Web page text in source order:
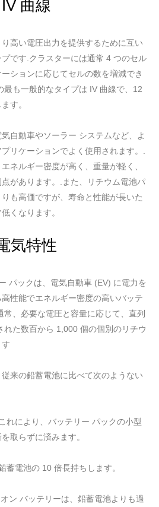
IV 曲線
高い電圧出力を提供するために互い
です.クラスターには通常 4 つのセル
ションに応じてセルの数を増減でき
最も一般的なタイプは IV 曲線で、12
す。
自動車やソーラー システムなど、よ
リケーションでよく使用されます。.
ネルギー密度が高く、重量が軽く、
があります。.また、リチウム電池パ
も高価ですが、寿命と性能が長いた
くなります。
気特性
パックは、電気自動車 (EV) に電力を
性能でエネルギー密度の高いバッテ
常、必要な電圧と容量に応じて、直列
れた数百から 1,000 個の個別のリチウ
来の鉛蓄電池に比べて次のようない
れにより、バッテリー パックの小型
取らずに済みます。
蓄電池の 10 倍長持ちします。
ン バッテリーは、鉛蓄電池よりも過